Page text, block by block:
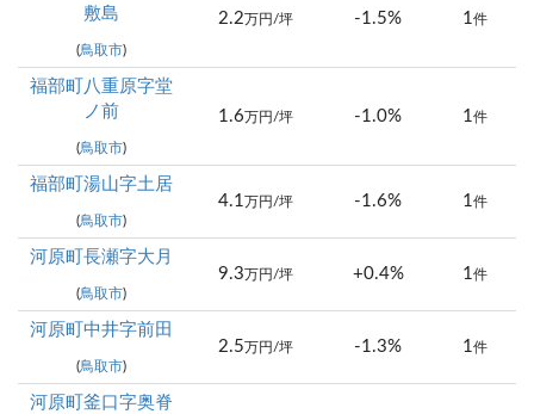
敷島
(鳥取市)
2.2 万円/坪 -1.5% 1件
福部町八重原字堂
ノ前
(鳥取市)
1.6 万円/坪 -1.0% 1件
福部町湯山字土居
(鳥取市)
4.1 万円/坪 -1.6% 1件
河原町長瀬字大月
(鳥取市)
9.3 万円/坪 +0.4% 1件
河原町中井字前田
(鳥取市)
2.5 万円/坪 -1.3% 1件
河原町釜口字奥脊